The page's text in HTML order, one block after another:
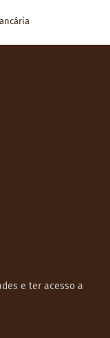
e ter acesso a